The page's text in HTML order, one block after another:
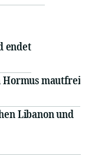
endet
Hormus mautfrei
Libanon und